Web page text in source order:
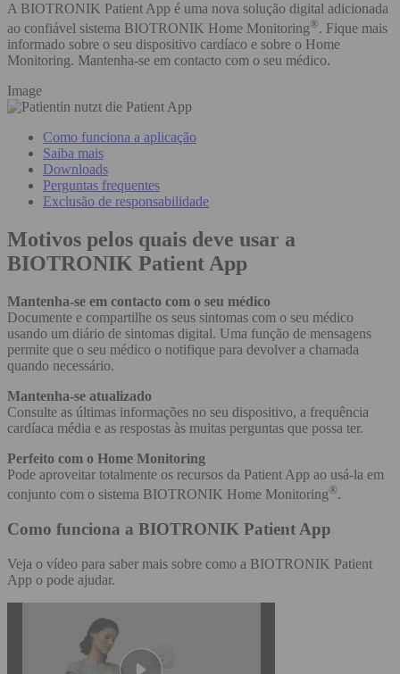
A BIOTRONIK Patient App é uma nova solução digital adicionada
ao confiável sistema BIOTRONIK Home Monitoring®. Fique mais
informado sobre o seu dispositivo cardíaco e sobre o Home
Monitoring. Mantenha-se em contacto com o seu médico.
Image
Como funciona a aplicação
Saiba mais
Downloads
Perguntas frequentes
Exclusão de responsabilidade
Motivos pelos quais deve usar a
BIOTRONIK Patient App
Mantenha-se em contacto com o seu médico
Documente e compartilhe os seus sintomas com o seu médico
usando um diário de sintomas digital. Uma função de mensagens
permite que o seu médico o notifique para devolver a chamada
quando necessário.
Mantenha-se atualizado
Consulte as últimas informações no seu dispositivo, a frequência
cardíaca média e as respostas às muitas perguntas que possa ter.
Perfeito com o Home Monitoring
Pode aproveitar totalmente os recursos da Patient App ao usá-la em
conjunto com o sistema BIOTRONIK Home Monitoring®.
Como funciona a BIOTRONIK Patient App
Veja o vídeo para saber mais sobre como a BIOTRONIK Patient
App o pode ajudar.